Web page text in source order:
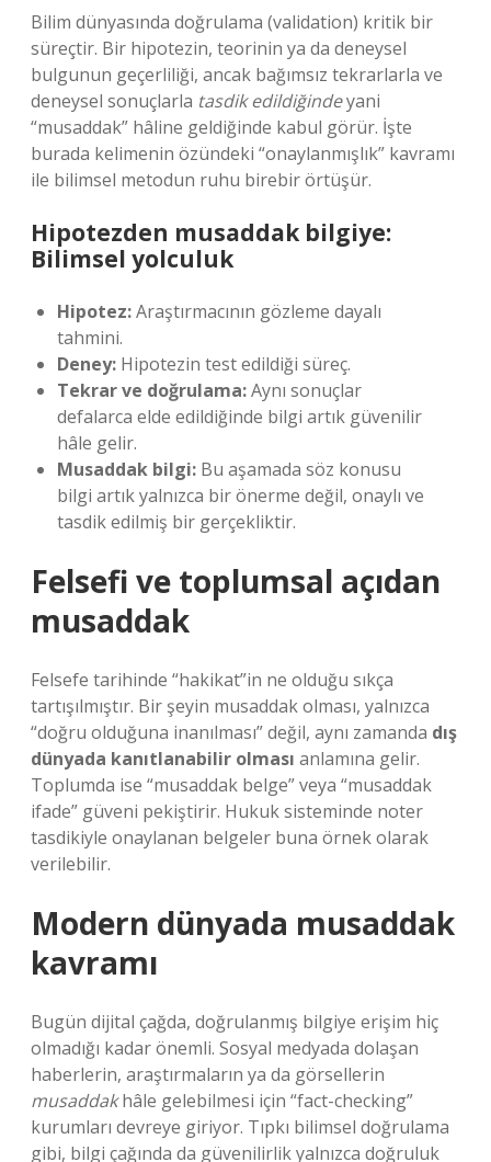
Bilim dünyasında doğrulama (validation) kritik bir
süreçtir. Bir hipotezin, teorinin ya da deneysel
bulgunun geçerliliği, ancak bağımsız tekrarlarla ve
deneysel sonuçlarla tasdik edildiğindeyani
“musaddak” hâline geldiğinde kabul görür. İşte
burada kelimenin özündeki “onaylanmışlık” kavramı
ile bilimsel metodun ruhu birebir örtüşür.
Hipotezden musaddak bilgiye:
Bilimsel yolculuk
Hipotez:Araştırmacının gözleme dayalı
tahmini.
Deney: Hipotezin test edildiği süreç.
Tekrar ve doğrulama:Aynı sonuçlar
defalarca elde edildiğinde bilgi artık güvenilir
hâle gelir.
Musaddak bilgi: Bu aşamada söz konusu
bilgi artık yalnızca bir önerme değil, onaylı ve
tasdik edilmiş bir gerçekliktir.
Felsefi ve toplumsal açıdan
musaddak
Felsefe tarihinde “hakikat”in ne olduğu sıkça
tartışılmıştır. Bir şeyin musaddak olması, yalnızca
“doğru olduğuna inanılması” değil, aynı zamanda dış
dünyada kanıtlanabilir olması anlamına gelir.
Toplumda ise “musaddak belge” veya “musaddak
ifade” güveni pekiştirir. Hukuk sisteminde noter
tasdikiyle onaylanan belgeler buna örnek olarak
verilebilir.
Modern dünyada musaddak
kavramı
Bugün dijital çağda, doğrulanmış bilgiye erişim hiç
olmadığı kadar önemli. Sosyal medyada dolaşan
haberlerin, araştırmaların ya da görsellerin
musaddakhâle gelebilmesi için “fact-checking”
kurumları devreye giriyor. Tıpkı bilimsel doğrulama
gibi, bilgi çağında da güvenilirlik yalnızca doğruluk